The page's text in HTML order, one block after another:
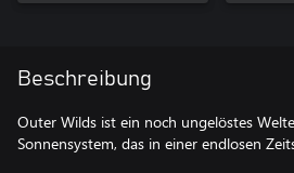
Beschreibung
Outer Wilds ist ein noch ungelöstes
Sonnensystem, das in einer endlosen